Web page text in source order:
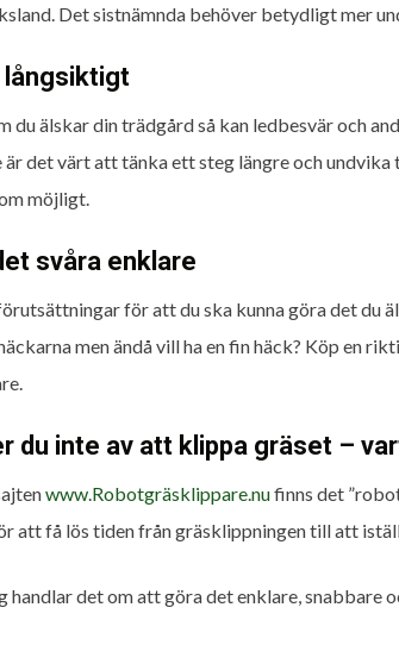
Det sistnämnda behöver betydligt mer
långsiktigt
du älskar din trädgård så kan ledbesvär och
är det värt att tänka ett steg längre och
möjligt.
svåra enklare
för att du ska kunna göra det du
men ändå vill ha en fin häck? Köp en
du inte av att klippa gräset –
www.Robotgräsklippare.nufinns det
att få lös tiden från gräsklippningen till att
handlar det om att göra det enklare, snabbare